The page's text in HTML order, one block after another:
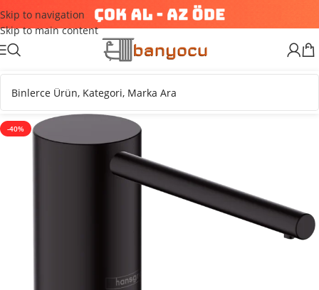
Skip to navigation
Skip to main content
-40%